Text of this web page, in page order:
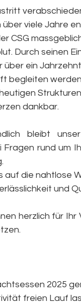
über viele Jahre
CSG
Durch seinen
über ein
begleiten
dankbar.
bleibt
Fragen rund
auf die nahtlose
und
herzlich für
2025
freien Lauf